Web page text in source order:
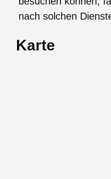
nach solchen
Karte